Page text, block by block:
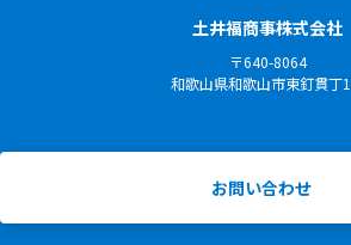
土井福商事株式会社
〒640-8064
和歌山県和歌山市東釘貫丁
お問い合わせ